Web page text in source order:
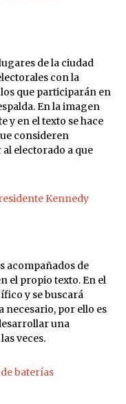
de la ciudad
con la
que participarán en
En la imagen
y en el texto se hace
consideren
electorado a que
acompañados de
el propio texto. En el
y se buscará
necesario, por ello es
una
veces.